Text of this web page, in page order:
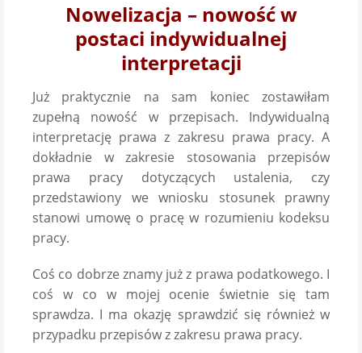
Nowelizacja – nowość w
postaci indywidualnej
interpretacji
Już praktycznie na sam koniec zostawiłam
zupełną nowość w przepisach. Indywidualną
interpretację prawa z zakresu prawa pracy. A
dokładnie w zakresie stosowania przepisów
prawa pracy dotyczących ustalenia, czy
przedstawiony we wniosku stosunek prawny
stanowi umowę o pracę w rozumieniu kodeksu
pracy.
Coś co dobrze znamy już z prawa podatkowego. I
coś w co w mojej ocenie świetnie się tam
sprawdza. I ma okazję sprawdzić się również w
przypadku przepisów z zakresu prawa pracy.